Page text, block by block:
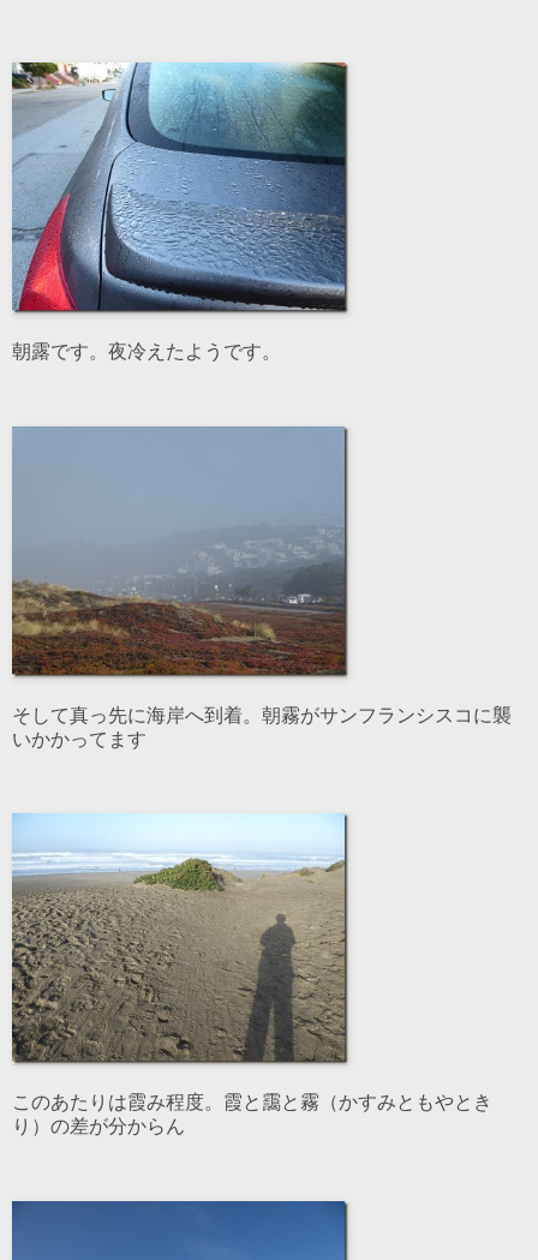
朝露です。夜冷えたようです。
そして真っ先に海岸へ到着。朝霧がサンフランシスコに襲
いかかってます
このあたりは霞み程度。霞と靄と霧（かすみともやとき
り）の差が分からん